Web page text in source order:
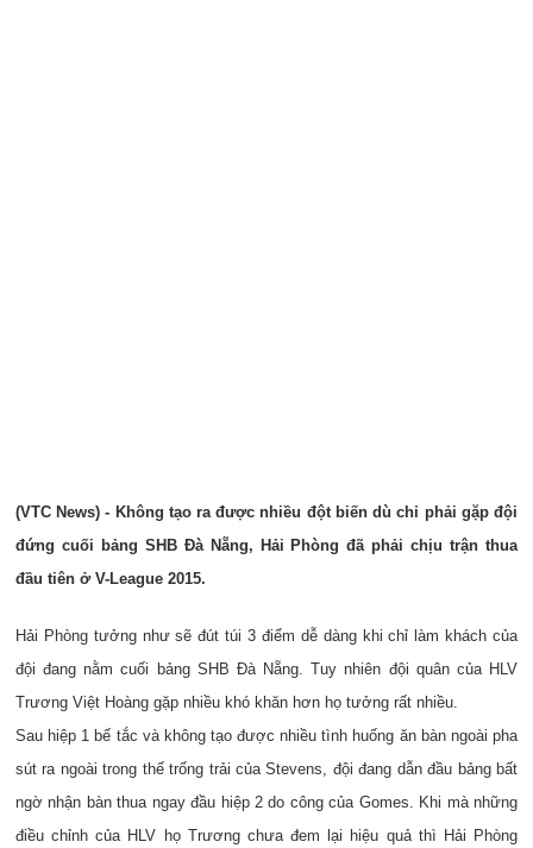
(VTC News) - Không tạo ra được nhiều đột biến dù chỉ phải gặp đội
đứng cuối bảng SHB Đà Nẵng, Hải Phòng đã phải chịu trận thua
đầu tiên ở V-League 2015.
Hải Phòng tưởng như sẽ đút túi 3 điểm dễ dàng khi chỉ làm khách của
đội đang nằm cuối bảng SHB Đà Nẵng. Tuy nhiên đội quân của HLV
Trương Việt Hoàng gặp nhiều khó khăn hơn họ tưởng rất nhiều.
Sau hiệp 1 bế tắc và không tạo được nhiều tình huống ăn bàn ngoài pha
sút ra ngoài trong thế trống trải của Stevens, đội đang dẫn đầu bảng bất
ngờ nhận bàn thua ngay đầu hiệp 2 do công của Gomes. Khi mà những
điều chỉnh của HLV họ Trương chưa đem lại hiệu quả thì Hải Phòng